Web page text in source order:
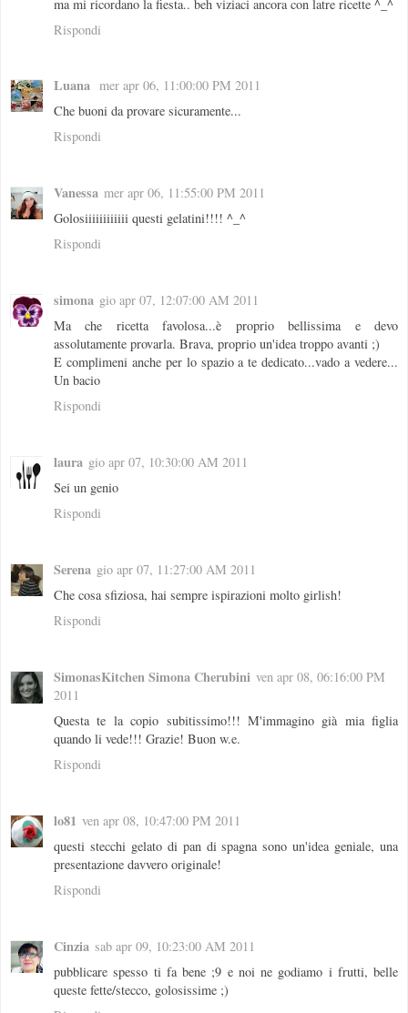
ma mi ricordano la fiesta.. beh viziaci ancora con latre ricette ^_^
Rispondi
Luana mer apr 06, 11:00:00 PM 2011
Che buoni da provare sicuramente...
Rispondi
Vanessa mer apr 06, 11:55:00 PM 2011
Golosiiiiiiiiiiii questi gelatini!!!! ^_^
Rispondi
simona gio apr 07, 12:07:00 AM 2011
Ma che ricetta favolosa...è proprio bellissima e devo
assolutamente provarla. Brava, proprio un'idea troppo avanti ;)
E complimeni anche per lo spazio a te dedicato...vado a vedere...
Un bacio
Rispondi
laura gio apr 07, 10:30:00 AM 2011
Sei un genio
Rispondi
Serena gio apr 07, 11:27:00 AM 2011
Che cosa sfiziosa, hai sempre ispirazioni molto girlish!
Rispondi
SimonasKitchen Simona Cherubini ven apr 08, 06:16:00 PM
2011
Questa te la copio subitissimo!!! M'immagino già mia figlia
quando li vede!!! Grazie! Buon w.e.
Rispondi
lo81 ven apr 08, 10:47:00 PM 2011
questi stecchi gelato di pan di spagna sono un'idea geniale, una
presentazione davvero originale!
Rispondi
Cinzia sab apr 09, 10:23:00 AM 2011
pubblicare spesso ti fa bene ;9 e noi ne godiamo i frutti, belle
queste fette/stecco, golosissime ;)